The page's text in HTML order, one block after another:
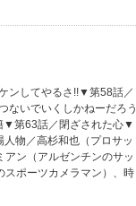
ンしてやるさ!!▼第58話／
いでいくしかねーだろう
▼第63話／閉ざされた心▼
物／高杉和也（プロサッ
ン（アルゼンチンのサッ
スポーツカメラマン）、時